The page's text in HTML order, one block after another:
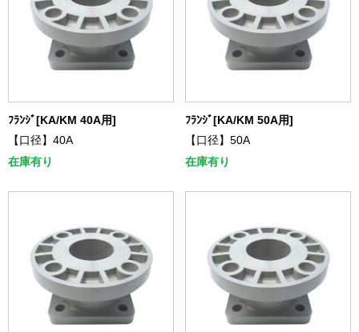
ﾌﾗﾝｼﾞ[KA/KM 40A用]
【口径】40A
在庫有り
ﾌﾗﾝｼﾞ[KA/KM 50A用]
【口径】50A
在庫有り